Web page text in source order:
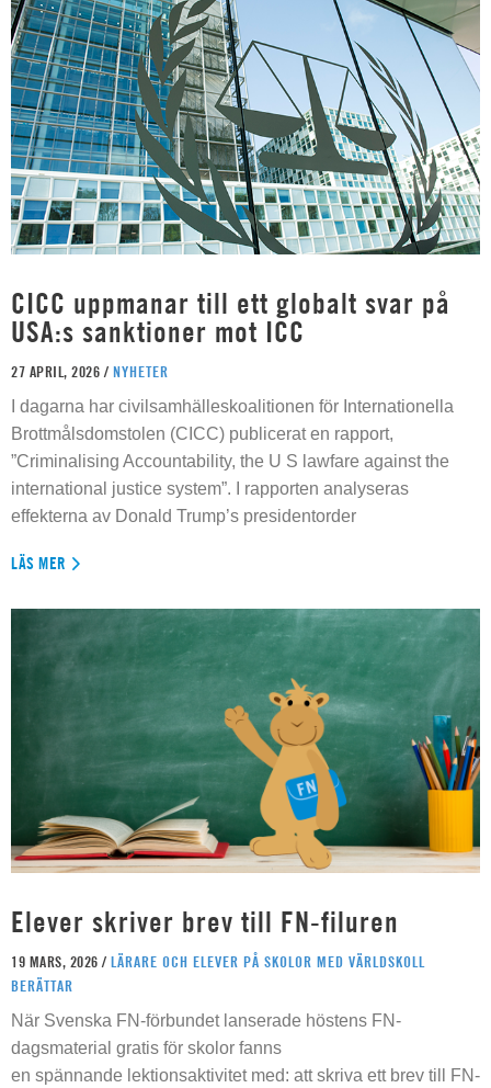
CICC uppmanar till ett globalt svar på
USA:s sanktioner mot ICC
27 APRIL, 2026 / NYHETER
I dagarna har civilsamhälleskoalitionen för Internationella
Brottmålsdomstolen (CICC) publicerat en rapport,
”Criminalising Accountability, the U S lawfare against the
international justice system”. I rapporten analyseras
effekterna av Donald Trump’s presidentorder
LÄS MER
Elever skriver brev till FN-filuren
19 MARS, 2026 / LÄRARE OCH ELEVER PÅ SKOLOR MED VÄRLDSKOLL
BERÄTTAR
När Svenska FN-förbundet lanserade höstens FN-
dagsmaterial gratis för skolor fanns
en spännande lektionsaktivitet med: att skriva ett brev till FN-